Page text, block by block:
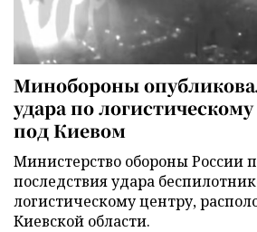
Минобороны
удара по
под Киевом
Министерство обороны России
последствия удара
логистическому центру,
Киевской области.